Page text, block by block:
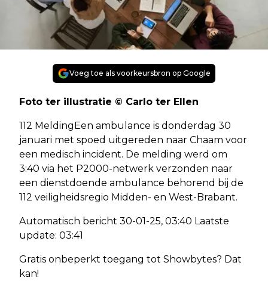
Voeg toe als voorkeursbron op Google
Foto ter illustratie © Carlo ter Ellen
112 MeldingEen ambulance is donderdag 30
januari met spoed uitgereden naar Chaam voor
een medisch incident. De melding werd om
3:40 via het P2000-netwerk verzonden naar
een dienstdoende ambulance behorend bij de
112 veiligheidsregio Midden- en West-Brabant.
Automatisch bericht 30-01-25, 03:40 Laatste
update: 03:41
Gratis onbeperkt toegang tot Showbytes? Dat
kan!